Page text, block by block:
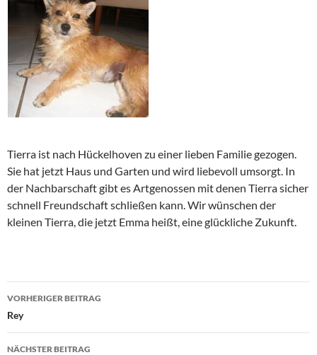
Tierra ist nach Hückelhoven zu einer lieben Familie gezogen.
Sie hat jetzt Haus und Garten und wird liebevoll umsorgt. In
der Nachbarschaft gibt es Artgenossen mit denen Tierra sicher
schnell Freundschaft schließen kann. Wir wünschen der
kleinen Tierra, die jetzt Emma heißt, eine glückliche Zukunft.
Beitragsnavigation
VORHERIGER BEITRAG
Rey
NÄCHSTER BEITRAG